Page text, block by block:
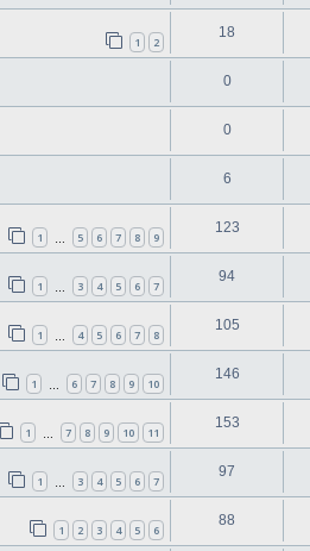
1 2
18
0
0
6
1 5 6 7 8 9
123
1 3 4 5 6 7
94
1 4 5 6 7 8
105
1 6 7 8 9 10
146
1 7 8 9 10 11
153
1 3 4 5 6 7
97
1 2 3 4 5 6
88